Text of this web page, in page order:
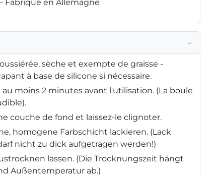
Fabriqué en Allemagne
−
sèche et exempte de graisse -
à base de silicone si nécessaire.
moins 2 minutes avant l'utilisation. (La boule
couche de fond et laissez-le clignoter.
homogene Farbschicht lackieren. (Lack
nicht zu dick aufgetragen werden!)
lassen. (Die Trocknungszeit hängt
Außentemperatur ab.)